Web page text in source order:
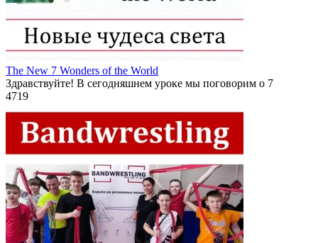
The New 7 Wonders of the World
Здравствуйте! В сегодняшнем уроке мы поговорим о 7
4719